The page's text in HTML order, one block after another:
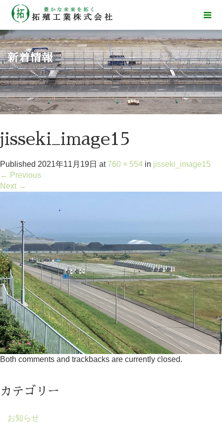
新着情報
jisseki_image15
Published 2021年11月19日 at 760 × 554 in jisseki_image15
← Previous
Next →
Both comments and trackbacks are currently closed.
カテゴリー
お知らせ